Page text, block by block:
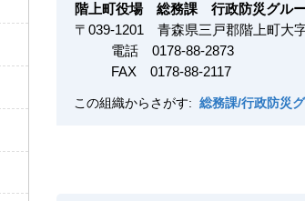
階上町役場 総務課 行政防災グル
〒 039-1201
青森県三戸郡階上町大
電話 0178-88-2873
FAX 0178-88-2117
この組織からさがす: 総務課/行政防災